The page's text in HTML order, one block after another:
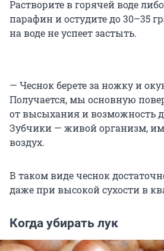
Растворите в горячей воде
парафин и остудите до 30–35
на воде не успеет застыть.
— Чеснок берете за ножку и
Получается, мы основную
от высыхания и возможность
Зубчики — живой организм,
воздух.
В таком виде чеснок
даже при высокой сухости в
Когда убирать лук